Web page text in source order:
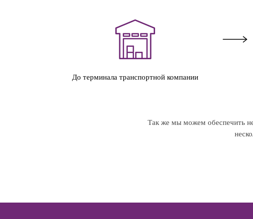
До терминала транспортной компании
Так же мы можем обеспечить